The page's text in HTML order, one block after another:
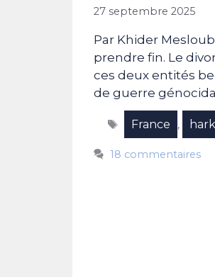
27 septembre 2025
Par Khider
prendre fin. Le
ces deux entités
de guerre
Étiquettes
France ,
18 commentaires